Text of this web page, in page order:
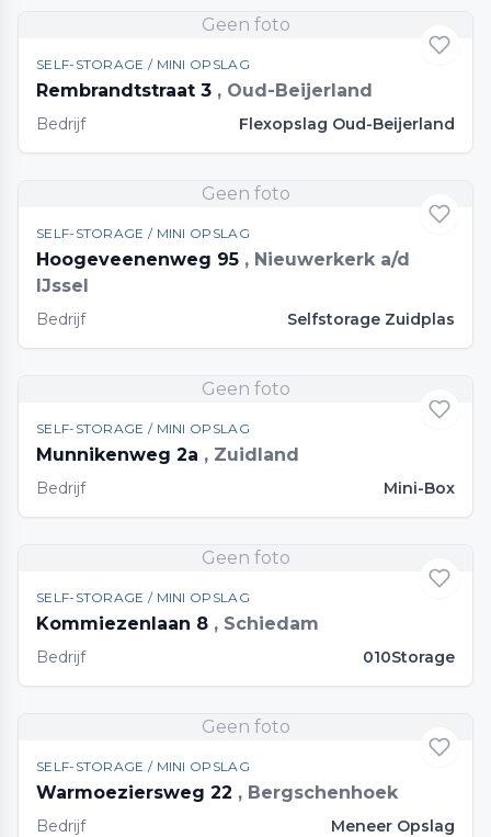
Geen foto
SELF-STORAGE / MINI OPSLAG
Rembrandtstraat 3 , Oud-Beijerland
Bedrijf Flexopslag Oud-Beijerland
Geen foto
SELF-STORAGE / MINI OPSLAG
Hoogeveenenweg 95 , Nieuwerkerk a/d
IJssel
Bedrijf Selfstorage Zuidplas
Geen foto
SELF-STORAGE / MINI OPSLAG
Munnikenweg 2a , Zuidland
Bedrijf Mini-Box
Geen foto
SELF-STORAGE / MINI OPSLAG
Kommiezenlaan 8 , Schiedam
Bedrijf 010Storage
Geen foto
SELF-STORAGE / MINI OPSLAG
Warmoeziersweg 22 , Bergschenhoek
Bedrijf Meneer Opslag